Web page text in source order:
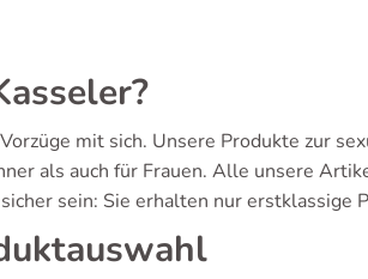
mit sich. Unsere Produkte zur
als auch für Frauen. Alle unsere
sein: Sie erhalten nur erstklassige